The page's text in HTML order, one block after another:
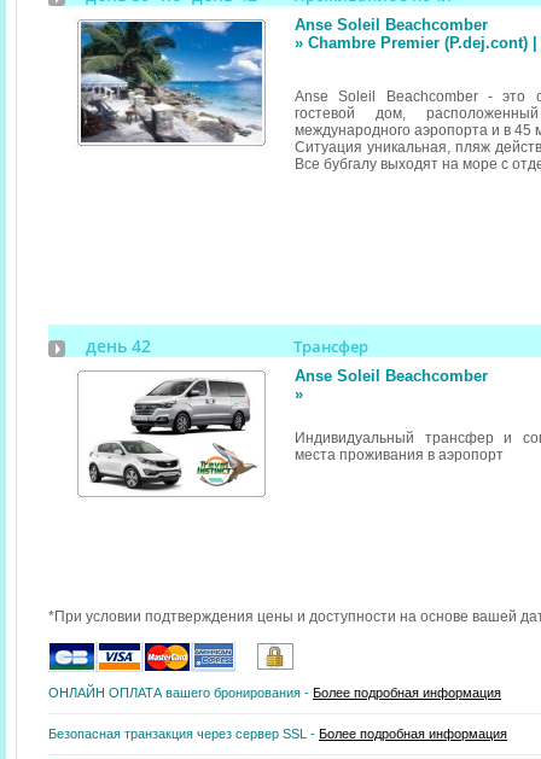
Anse Soleil Beachcomber
» Chambre Premier (P.dej.cont)
Anse Soleil Beachcomber - это
гостевой дом,
международного аэропорта и в 45
Ситуация уникальная, пляж
Все бубгалу выходят на море с
день 42 Трансфер
Anse Soleil Beachcomber
»
Индивидуальный трансфер и
места проживания в аэропорт
*При условии подтверждения цены и доступности на основе вашей
ОНЛАЙН ОПЛАТА вашего бронирования - Более подробная информация
Безопасная транзакция через сервер SSL - Более подробная информация